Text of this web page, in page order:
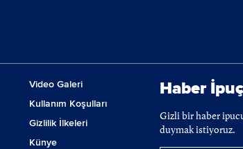
Video Galeri
Kullanım Koşulları
Gizlilik İlkeleri
Künye
Haber
Gizli bir haber
duymak istiyoruz.